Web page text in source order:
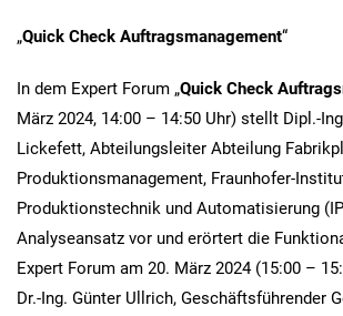
„Quick Check Auftragsmanagement“
In dem Expert Forum „Quick Check
März 2024, 14:00 – 14:50 Uhr) stellt Dipl.-
Lickefett, Abteilungsleiter Abteilung
Produktionsmanagement, Fraunhofer-
Produktionstechnik und Automatisierung
Analyseansatz vor und erörtert die
Expert Forum am 20. März 2024 (15:00 –
Dr.-Ing. Günter Ullrich, Geschäftsführender